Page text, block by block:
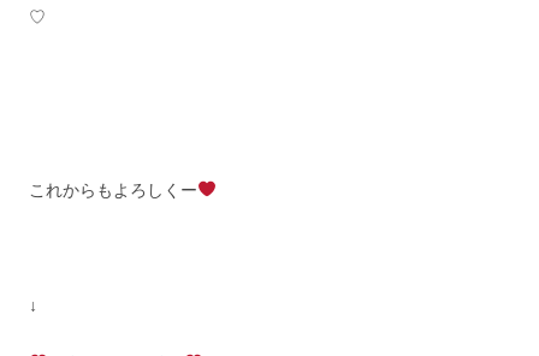
♡
これからもよろしくー
↓